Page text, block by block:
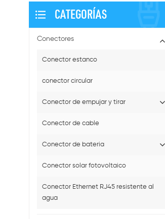
CATEGORÍAS
Conectores
Conector estanco
conector circular
Conector de empujar y tirar
Conector de cable
Conector de bateria
Conector solar fotovoltaico
Conector Ethernet RJ45 resistente al
agua